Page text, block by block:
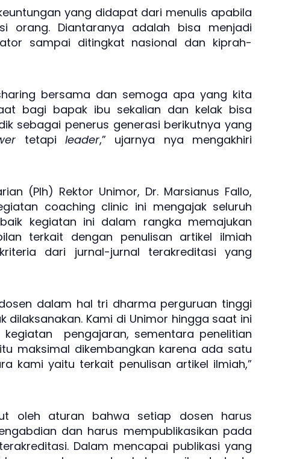
yang didapat dari menulis apabila
orang. Diantaranya adalah bisa menjadi
sampai ditingkat nasional dan kiprah-
bersama dan semoga apa yang kita
bagi bapak ibu sekalian dan kelak bisa
sebagai penerus generasi berikutnya yang
tetapileader,” ujarnya nya mengakhiri
(Plh) Rektor Unimor, Dr. Marsianus Fallo,
coaching clinic ini mengajak seluruh
kegiatan ini dalam rangka memajukan
terkait dengan penulisan artikel ilmiah
dari jurnal-jurnal terakreditasi yang
dalam hal tri dharma perguruan tinggi
dilaksanakan. Kami di Unimor hingga saat ini
pengajaran, sementara penelitian
maksimal dikembangkan karena ada satu
kami yaitu terkait penulisan artikel ilmiah,”
oleh aturan bahwa setiap dosen harus
dan harus mempublikasikan pada
Dalam mencapai publikasi yang